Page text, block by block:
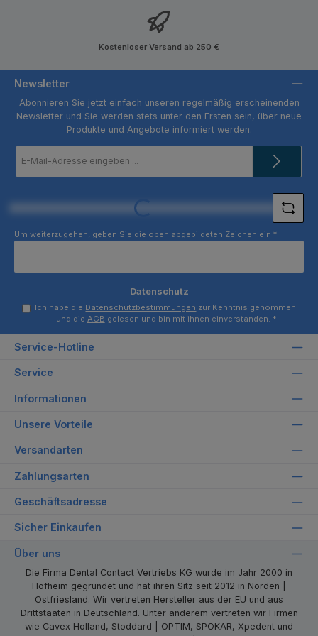
Kostenloser Versand ab 250 €
Newsletter
Abonnieren Sie jetzt einfach unseren regelmäßig erscheinenden
Newsletter und Sie werden stets unter den Ersten sein, über neue
Produkte und Angebote informiert werden.
Mail-
Loading...
Um weiterzugehen, geben Sie die oben abgebildeten Zeichen ein *
Datenschutz
Ich habe die Datenschutzbestimmungen zur Kenntnis genommen
und die AGB gelesen und bin mit ihnen einverstanden. *
Service-Hotline
Service
Informationen
Unsere Vorteile
Versandarten
Zahlungsarten
Geschäftsadresse
Sicher Einkaufen
Über uns
Die Firma Dental Contact Vertriebs KG wurde im Jahr 2000 in
Hofheim gegründet und hat ihren Sitz seit 2012 in Norden |
Ostfriesland. Wir vertreten Hersteller aus der EU und aus
Drittstaaten in Deutschland. Unter anderem vertreten wir Firmen
wie Cavex Holland, Stoddard | OPTIM, SPOKAR, Xpedent und